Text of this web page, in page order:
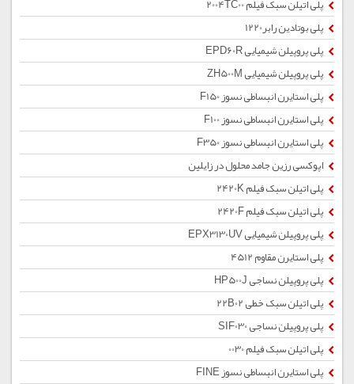
پلی اتیلن سبک فیلم 2004TC00
پلی بوتادین رابر1220
پلی پروپیلن شیمیایی EPD60R
پلی پروپیلن شیمیایی ZH500M
پلی استایرن انبساطی نسوز F150
پلی استایرن انبساطی نسوز F100
پلی استایرن انبساطی نسوز F350
اپوکسی رزین جامد محلول در زایلین
پلی اتیلن سبک فیلم 2420K
پلی اتیلن سبک فیلم 2420F
پلی پروپیلن شیمیایی EPX3130UV
پلی استایرن مقاوم 4512
پلی پروپیلن نساجی HP500J
پلی اتیلن سبک خطی 22B02
پلی پروپیلن نساجی SIF030
پلی اتیلن سبک فیلم 0030
پلی استایرن انبساطی نسوز FINE